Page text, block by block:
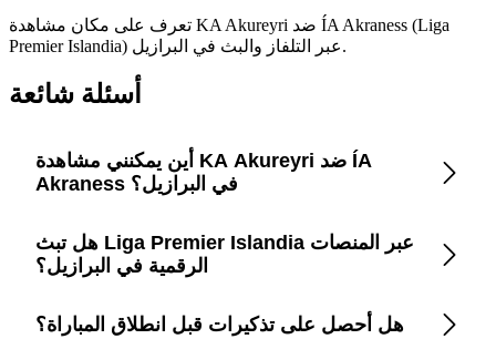
تعرف على مكان مشاهدة KA Akureyri ضد ÍA Akraness (Liga
Premier Islandia) عبر التلفاز والبث في البرازيل.
أسئلة شائعة
أين يمكنني مشاهدة KA Akureyri ضد ÍA
Akraness في البرازيل؟
افتح تطبيق CardápioFC لمعرفة قنوات التلفزيون ومنصات
هل تبث Liga Premier Islandia عبر المنصات
الرقمية في البرازيل؟
CardápioFC يعرض كل الخيارات القانونية في البرازيل بما
هل أحصل على تذكيرات قبل انطلاق المباراة؟